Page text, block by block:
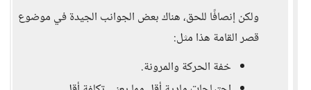
ولكن إنصافًا للحق، هناك بعض الجوانب الجيدة في موضوع
قصر القامة هذا مثل:
خفة الحركة والمرونة.